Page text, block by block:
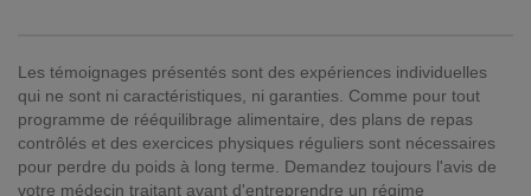
Les témoignages présentés sont des expériences individuelles
qui ne sont ni caractéristiques, ni garanties. Comme pour tout
programme de rééquilibrage alimentaire, des plans de repas
contrôlés et des exercices physiques réguliers sont nécessaires
pour perdre du poids à long terme. Demandez toujours l'avis de
votre médecin traitant avant d'entreprendre un régime